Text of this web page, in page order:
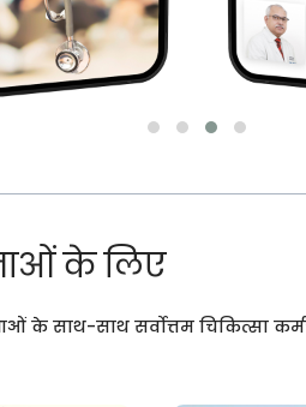
के लिए
के साथ-साथ सर्वोत्तम चिकित्सा